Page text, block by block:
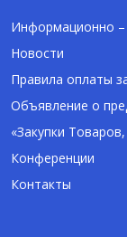
Информационно
Новости
Правила оплаты
Объявление о
«Закупки
Конференции
Контакты
Помощник
ВКУ им.
на вопросы